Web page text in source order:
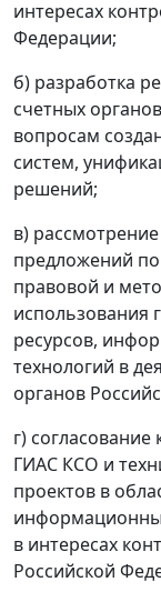
интересах
Федерации;
б) разработка
счетных
вопросам
систем,
решений;
в)
предложений
правовой и
использования
ресурсов,
технологий в
органов
г)
ГИАС КСО и
проектов в
в интересах
Российской